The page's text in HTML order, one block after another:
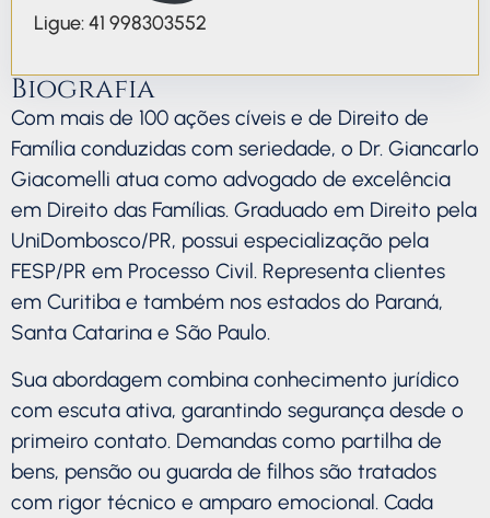
Ligue: 41 998303552
Biografia
Com mais de 100 ações cíveis e de Direito de
Família conduzidas com seriedade, o Dr. Giancarlo
Giacomelli atua como advogado de excelência
em Direito das Famílias. Graduado em Direito pela
UniDombosco/PR, possui especialização pela
FESP/PR em Processo Civil. Representa clientes
em Curitiba e também nos estados do Paraná,
Santa Catarina e São Paulo.
Sua abordagem combina conhecimento jurídico
com escuta ativa, garantindo segurança desde o
primeiro contato. Demandas como partilha de
bens, pensão ou guarda de filhos são tratados
com rigor técnico e amparo emocional. Cada